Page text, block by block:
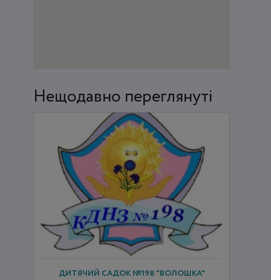
Нещодавно переглянуті
ДИТЯЧИЙ САДОК №198 "ВОЛОШКА"